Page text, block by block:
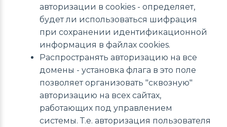
авторизации в cookies - определяет,
будет ли использоваться шифрация
при сохранении идентификационной
информация в файлах cookies.
Распространять авторизацию на все
домены - установка флага в это поле
позволяет организовать "сквозную"
авторизацию на всех сайтах,
работающих под управлением
системы. Т.е. авторизация пользователя